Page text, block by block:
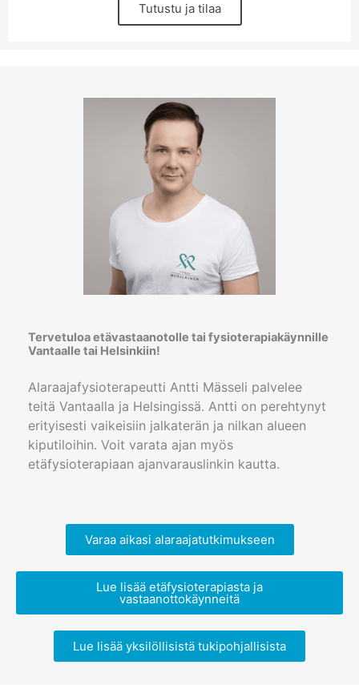
Tutustu ja tilaa
Tervetuloa etävastaanotolle tai fysioterapiakäynnille
Vantaalle tai Helsinkiin!
Alaraajafysioterapeutti Antti Mässeli palvelee
teitä Vantaalla ja Helsingissä. Antti on perehtynyt
erityisesti vaikeisiin jalkaterän ja nilkan alueen
kiputiloihin. Voit varata ajan myös
etäfysioterapiaan ajanvarauslinkin kautta.
Varaa aikasi alaraajatutkimukseen
Lue lisää etäfysioterapiasta ja
vastaanottokäynneitä
Lue lisää yksilöllisistä tukipohjallisista